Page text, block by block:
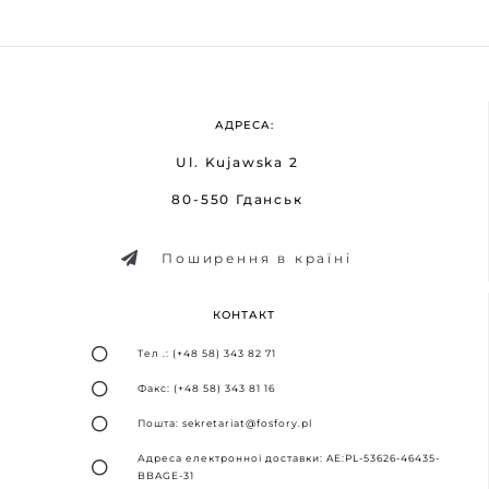
АДРЕСА:
Ul. Kujawska 2
80-550 Гданськ
Поширення в країні
КОНТАКТ
Тел .: (+48 58) 343 82 71
Факс: (+48 58) 343 81 16
Пошта: sekretariat@fosfory.pl
Адреса електронної доставки: AE:PL-53626-46435-
BBAGE-31